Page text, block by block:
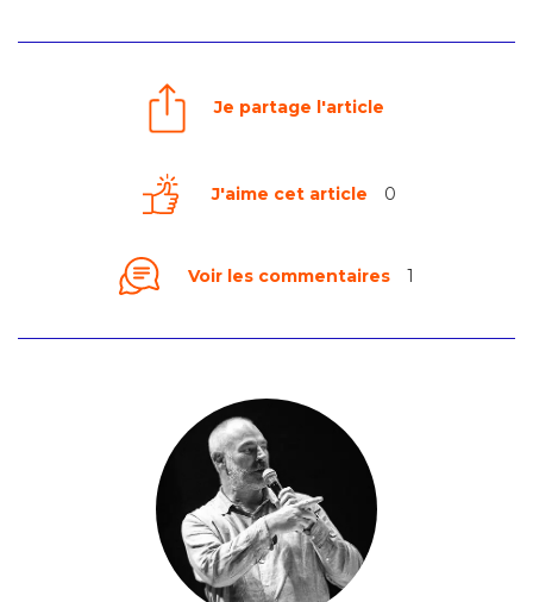
Je partage l'article
J'aime cet article 0
Voir les commentaires 1